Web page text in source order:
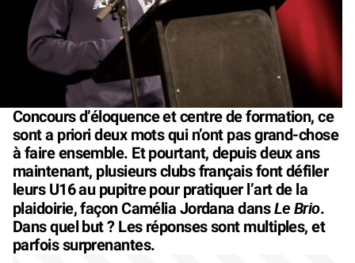
Concours d’éloquence et centre de formation, ce
sont a priori deux mots qui n’ont pas grand-chose
à faire ensemble. Et pourtant, depuis deux ans
maintenant, plusieurs clubs français font défiler
leurs U16 au pupitre pour pratiquer l’art de la
plaidoirie, façon Camélia Jordana dansLe Brio.
Dans quel but ? Les réponses sont multiples, et
parfois surprenantes.